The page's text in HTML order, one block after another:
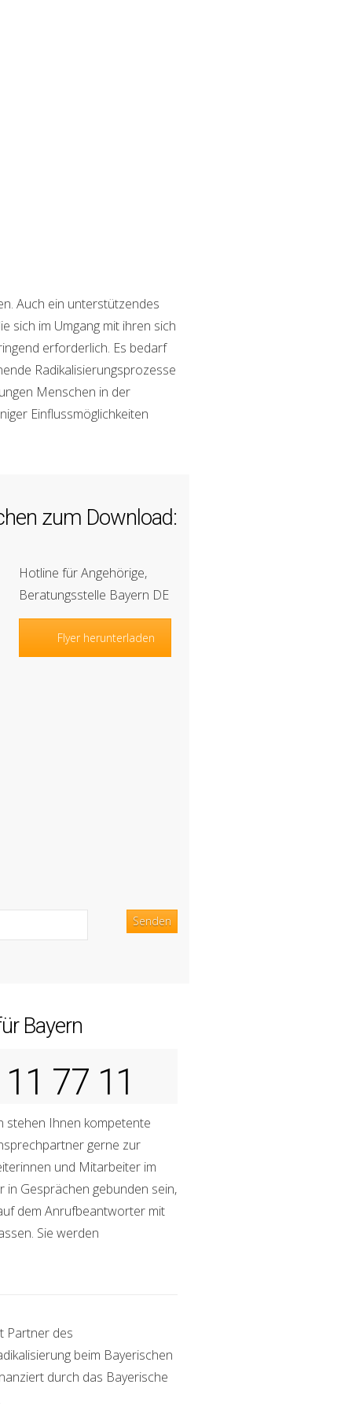
Auch ein unterstützendes
sich im Umgang mit ihren sich
erforderlich. Es bedarf
Radikalisierungsprozesse
Menschen in der
Einflussmöglichkeiten
zum Download:
Hotline für Angehörige,
Beratungsstelle Bayern DE
Flyer herunterladen
Bayern
77 11
stehen Ihnen kompetente
gerne zur
und Mitarbeiter im
Gesprächen gebunden sein,
dem Anrufbeantworter mit
Sie werden
Partner des
beim Bayerischen
durch das Bayerische